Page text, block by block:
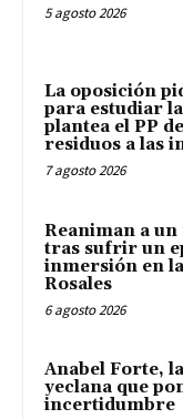
5 agosto 2026
La oposición
para estudiar
plantea el PP
residuos a las
7 agosto 2026
Reaniman a un
tras sufrir un
inmersión en
Rosales
6 agosto 2026
Anabel Forte,
yeclana que
incertidumbre